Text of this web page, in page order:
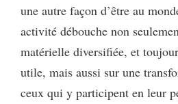
une autre façon d’être au
activité débouche non
matérielle diversifiée, et
utile, mais aussi sur une
ceux qui y participent en leur